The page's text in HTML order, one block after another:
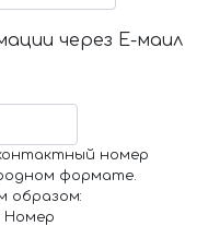
через Е-маил
номер
формате.
образом:
Номер